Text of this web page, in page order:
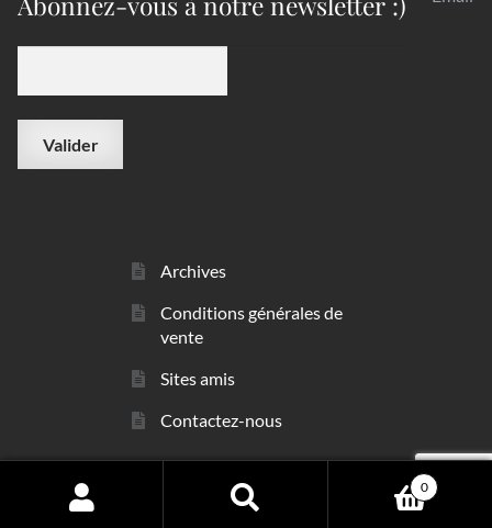
Archives
Conditions générales de
vente
Sites amis
Contactez-nous
© sarl Les Minéraux 2006 - 2026
Search
0